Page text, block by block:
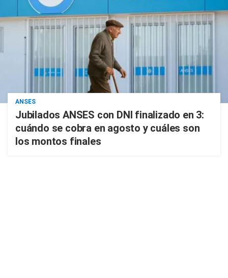
ANSES
Jubilados ANSES con DNI finalizado en 3:
cuándo se cobra en agosto y cuáles son
los montos finales